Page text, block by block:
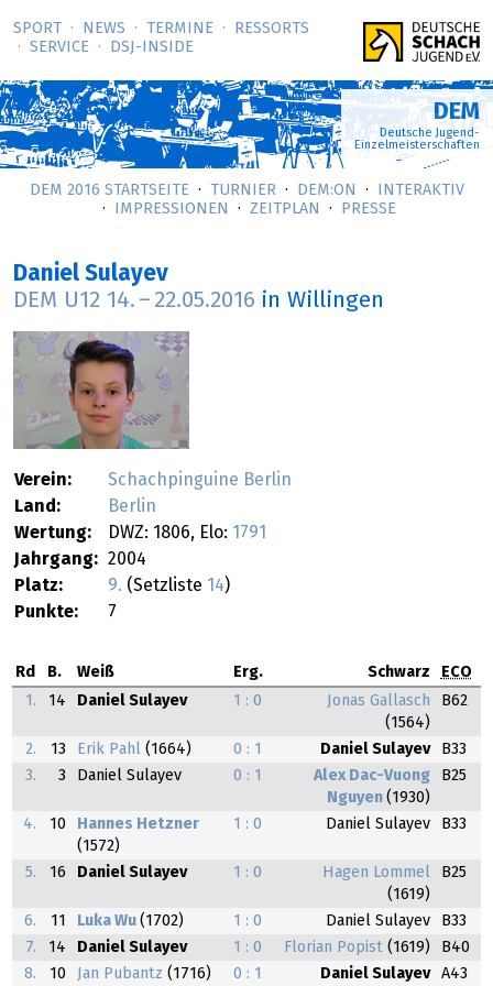
SPORT NEWS TERMINE
RESSORTS
SERVICE
DSJ-­INSIDE
DEM
Deutsche Jugend-
Einzelmeisterschaften
DEM 2016 STARTSEITE TURNIER DEM:ON
INTERAKTIV
IMPRESSIONEN
ZEITPLAN PRESSE
Daniel Sulayev
DEM U12 14. – 22.05.2016 in Willingen
Verein:
Schachpinguine Berlin
Land:
Berlin
Wertung:
DWZ: 1806, Elo: 1791
Jahrgang: 2004
Platz:
9. (Setzliste 14)
Punkte:
7
Rd B. Weiß Erg. Schwarz
ECO
1.
14 Daniel Sulayev 1 : 0
Jonas Gallasch
(1564)
B62
2. 13 Erik Pahl (1664) 0 : 1 Daniel Sulayev
B33
3.
3 Daniel Sulayev 0 : 1
Alex Dac-Vuong
Nguyen (1930)
B25
4. 10
Hannes Hetzner
(1572)
1 : 0 Daniel Sulayev B33
5. 16 Daniel Sulayev 1 : 0
Hagen Lommel
(1619)
B25
6. 11 Luka Wu (1702) 1 : 0 Daniel Sulayev
B33
7.
14 Daniel Sulayev 1 : 0 Florian Popist (1619)
B40
8.
10 Jan Pubantz (1716) 0 : 1 Daniel Sulayev A43